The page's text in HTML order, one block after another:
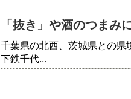
「抜き」や酒のつま
千葉県の北西、茨城県との
下鉄千代...